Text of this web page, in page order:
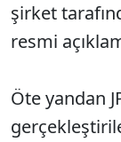
şirket
resmi
Öte yandan